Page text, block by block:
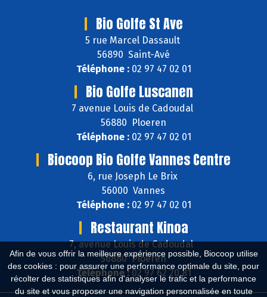
Afin de vous offrir la meilleure expérience possible, Biocoop utilise
des cookies : pour assurer une performance optimale du site, pour
récolter des statistiques afin d'analyser le trafic et la performance
du site et vous proposer une navigation personnalisée en toute
Bio Golfe St Ave
5 rue Marcel Dassault
56890 Saint-Avé
Téléphone :02 97 47 02 01
Bio Golfe Luscanen
7 avenue Louis de Cadoudal
56880 Ploeren
Téléphone :02 97 47 02 01
Biocoop Bio Golfe Vannes Centre
6, rue Joseph Le Brix
56000 Vannes
Téléphone :02 97 47 02 01
Restaurant Kinoa
7, avenue Louis de Cadoudal
56880 Ploeren
Téléphone :02 97 62 20 81